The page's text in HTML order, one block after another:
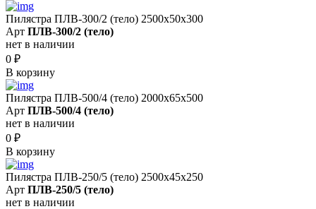
Пилястра ПЛВ-300/2 (тело) 2500х50х300
Арт ПЛВ-300/2 (тело)
нет в наличии
0 ₽
В корзину
Пилястра ПЛВ-500/4 (тело) 2000х65х500
Арт ПЛВ-500/4 (тело)
нет в наличии
0 ₽
В корзину
Пилястра ПЛВ-250/5 (тело) 2500х45х250
Арт ПЛВ-250/5 (тело)
нет в наличии